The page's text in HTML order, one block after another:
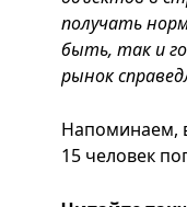
получать
быть, так и
рынок
Напоминаем,
15 человек